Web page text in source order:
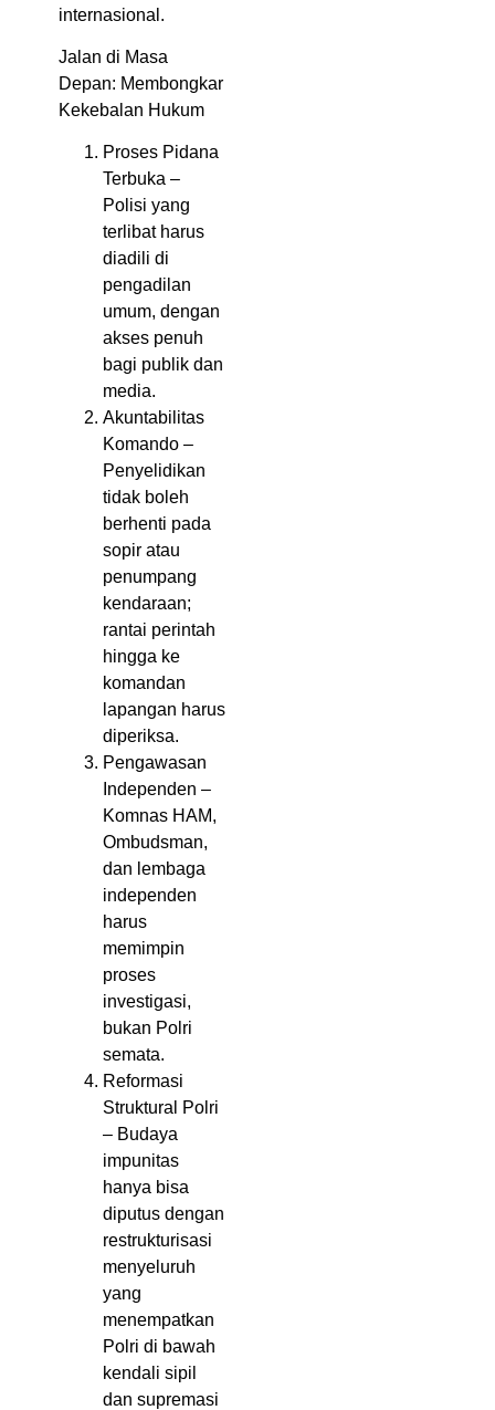
internasional.
Jalan di Masa
Depan: Membongkar
Kekebalan Hukum
Proses Pidana
Terbuka –
Polisi yang
terlibat harus
diadili di
pengadilan
umum, dengan
akses penuh
bagi publik dan
media.
Akuntabilitas
Komando –
Penyelidikan
tidak boleh
berhenti pada
sopir atau
penumpang
kendaraan;
rantai perintah
hingga ke
komandan
lapangan harus
diperiksa.
Pengawasan
Independen –
Komnas HAM,
Ombudsman,
dan lembaga
independen
harus
memimpin
proses
investigasi,
bukan Polri
semata.
Reformasi
Struktural Polri
– Budaya
impunitas
hanya bisa
diputus dengan
restrukturisasi
menyeluruh
yang
menempatkan
Polri di bawah
kendali sipil
dan supremasi